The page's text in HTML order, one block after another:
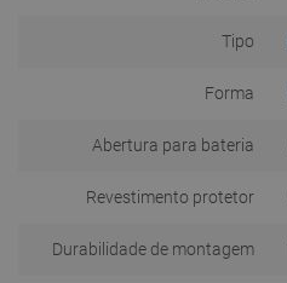
Tipo
Forma
Abertura para bateria
Revestimento protetor
Durabilidade de montagem